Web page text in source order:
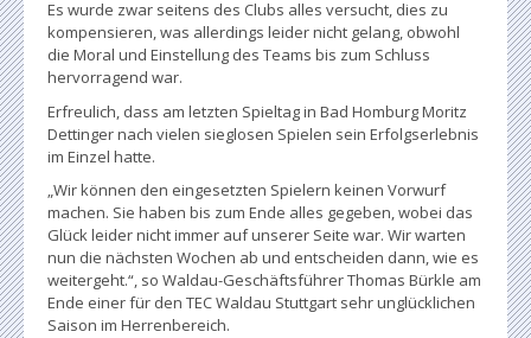
Es wurde zwar seitens des Clubs alles versucht, dies zu
kompensieren, was allerdings leider nicht gelang, obwohl
die Moral und Einstellung des Teams bis zum Schluss
hervorragend war.
Erfreulich, dass am letzten Spieltag in Bad Homburg Moritz
Dettinger nach vielen sieglosen Spielen sein Erfolgserlebnis
im Einzel hatte.
„Wir können den eingesetzten Spielern keinen Vorwurf
machen. Sie haben bis zum Ende alles gegeben, wobei das
Glück leider nicht immer auf unserer Seite war. Wir warten
nun die nächsten Wochen ab und entscheiden dann, wie es
weitergeht.“, so Waldau-Geschäftsführer Thomas Bürkle am
Ende einer für den TEC Waldau Stuttgart sehr unglücklichen
Saison im Herrenbereich.